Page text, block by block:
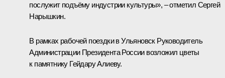
послужит подъёму индустрии культуры», – отметил Сергей
Нарышкин.
В рамках рабочей поездки в Ульяновск Руководитель
Администрации Президента России возложил цветы
к памятнику Гейдару Алиеву.